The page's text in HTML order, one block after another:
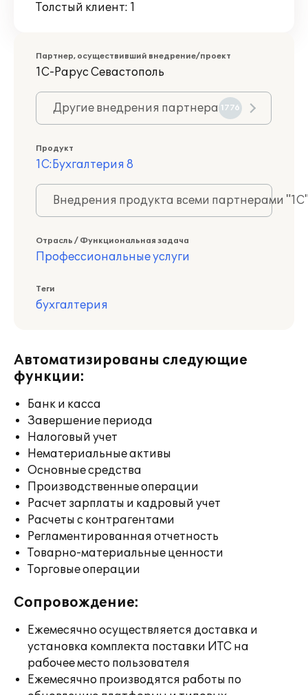
Толстый клиент: 1
Партнер, осуществивший внедрение/проект
1С-Рарус Севастополь
Другие внедрения партнера 1776
Продукт
1С:Бухгалтерия 8
Внедрения продукта всеми партнерами
Отрасль / Функциональная задача
Профессиональные услуги
Теги
бухгалтерия
Автоматизированы следующие
функции:
Банк и касса
Завершение периода
Налоговый учет
Нематериальные активы
Основные средства
Производственные операции
Расчет зарплаты и кадровый учет
Расчеты с контрагентами
Регламентированная отчетность
Товарно-материальные ценности
Торговые операции
Сопровождение:
Ежемесячно осуществляется доставка и
установка комплекта поставки ИТС на
рабочее место пользователя
Ежемесячно производятся работы по